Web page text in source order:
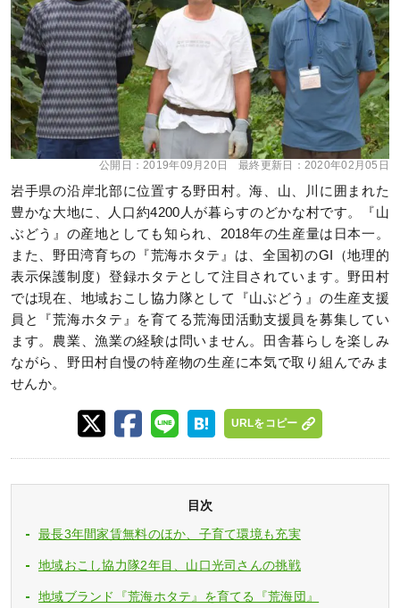
公開日：2019年09月20日 最終更新日： 2020年02月05日
岩手県の沿岸北部に位置する野田村。海、山、川に囲まれた
豊かな大地に、人口約4200人が暮らすのどかな村です。『山
ぶどう』の産地としても知られ、2018年の生産量は日本一。
また、野田湾育ちの『荒海ホタテ』は、全国初のGI（地理的
表示保護制度）登録ホタテとして注目されています。野田村
では現在、地域おこし協力隊として『山ぶどう』の生産支援
員と『荒海ホタテ』を育てる荒海団活動支援員を募集してい
ます。農業、漁業の経験は問いません。田舎暮らしを楽しみ
ながら、野田村自慢の特産物の生産に本気で取り組んでみま
せんか。
URLをコピー
目次
最長3年間家賃無料のほか、子育て環境も充実
地域おこし協力隊2年目、山口光司さんの挑戦
地域ブランド『荒海ホタテ』を育てる『荒海団』